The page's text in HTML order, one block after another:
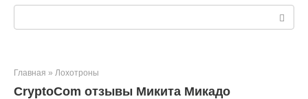
Главная » Лохотроны
CryptoCom отзывы Микита Микадо